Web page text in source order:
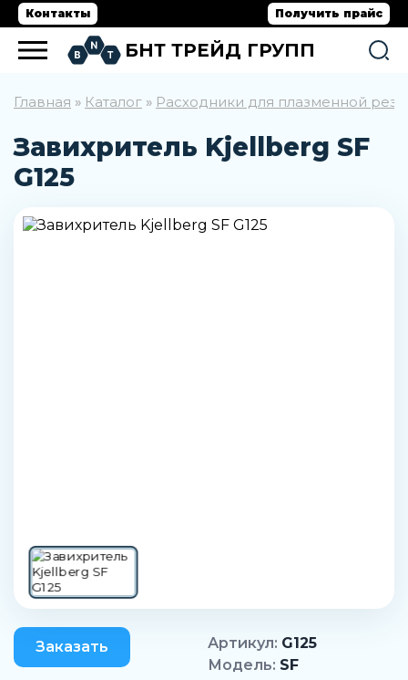
Контакты Получить прайс
БНТ ТРЕЙД ГРУПП
Главная » Каталог » Расходники для плазменной
Завихритель Kjellberg SF
G125
Заказать Артикул: G125
Модель: SF